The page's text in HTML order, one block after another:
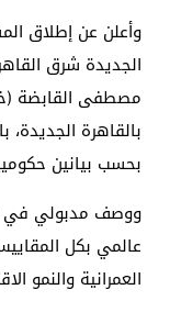
وأعلن عن إطلاق
الجديدة شرق
مصطفى القابضة
بحسب بيانين
ووصف مدبولي في
عالمي بكل
العمرانية والنمو